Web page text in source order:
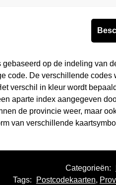
gebaseerd op de indeling van
code. De verschillende
verschil in kleur wordt
aparte index aangegeven
de provincie weer, maar
van verschillende
Categorieën:
Tags:
Postcodekaarten,